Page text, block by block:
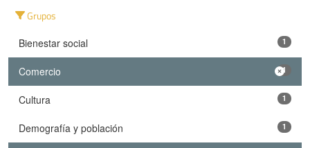
Grupos
Bienestar social 1
Comercio 1
Cultura 1
Demografía y población 1